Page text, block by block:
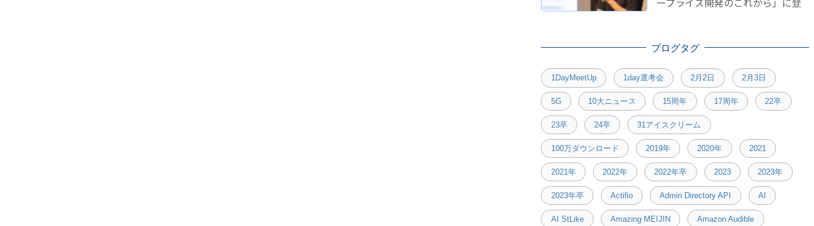
ブログタグ
1DayMeetUp 1day選考会 2月2日 2月3日
5G 10大ニュース 15周年 17周年 22卒
23卒 24卒 31アイスクリーム
100万ダウンロード 2019年 2020年 2021
2021年 2022年 2022年卒 2023 2023年
2023年卒 Actifio Admin Directory API AI
AI StLike Amazing MEIJIN Amazon Audible